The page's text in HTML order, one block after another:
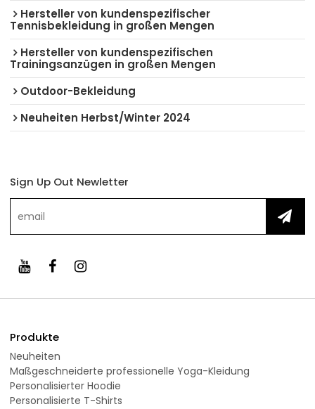
Hersteller von kundenspezifischer
Tennisbekleidung in großen Mengen
Hersteller von kundenspezifischen
Trainingsanzügen in großen Mengen
Outdoor-Bekleidung
Neuheiten Herbst/Winter 2024
Sign Up Out Newletter
Produkte
Neuheiten
Maßgeschneiderte professionelle Yoga-Kleidung
Personalisierter Hoodie
Personalisierte T-Shirts